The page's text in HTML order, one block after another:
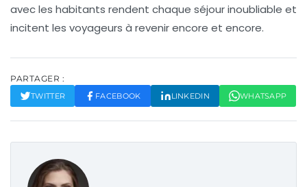
avec les habitants rendent chaque séjour inoubliable et
incitent les voyageurs à revenir encore et encore.
PARTAGER :
TWITTER FACEBOOK LINKEDIN WHATSAPP